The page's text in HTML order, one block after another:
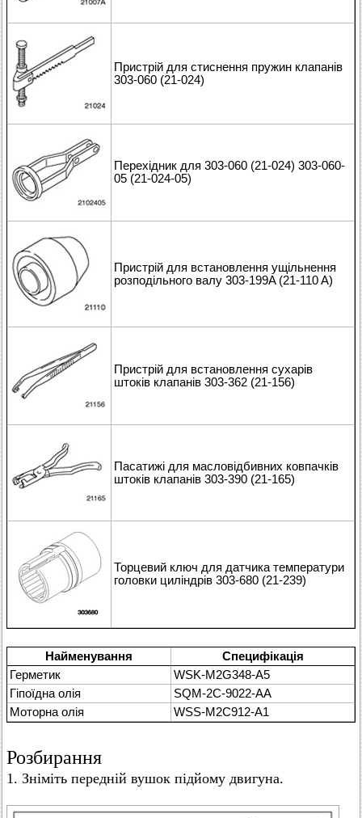
Пристрій для стиснення пружин клапанів
303-060 (21-024)
Перехідник для 303-060 (21-024) 303-060-
05 (21-024-05)
Пристрій для встановлення ущільнення
розподільного валу 303-199A (21-110 A)
Пристрій для встановлення сухарів
штоків клапанів 303-362 (21-156)
Пасатижі для масловідбивних ковпачків
штоків клапанів 303-390 (21-165)
Торцевий ключ для датчика температури
головки циліндрів 303-680 (21-239)
Найменування
Специфікація
Герметик
WSK-M2G348-A5
Гіпоїдна олія
SQM-2C-9022-AA
Моторна олія
WSS-M2C912-A1
Розбирання
1. Зніміть передній вушок підйому двигуна.